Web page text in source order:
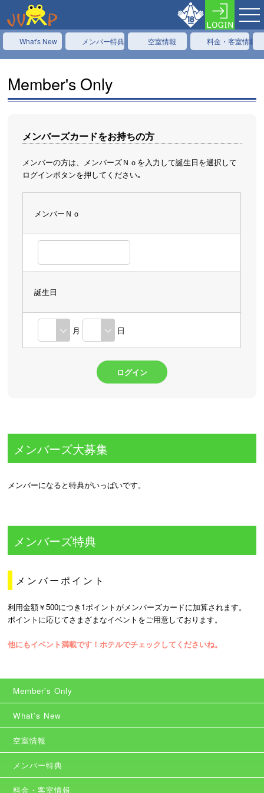
What's New メンバー特典 空室情報 料金・客室情報
Member's Only
メンバーズカードをお持ちの方
メンバーの方は、メンバーズＮｏを入力して誕生日を選択して
ログインボタンを押してください｡
メンバーＮｏ
誕生日
月 日
メンバーズ大募集
メンバーになると特典がいっぱいです。
メンバーズ特典
メンバーポイント
利用金額￥500につき1ポイントがメンバーズカードに加算されます。
ポイントに応じてさまざまなイベントをご用意しております。
他にもイベント満載です！ホテルでチェックしてくださいね。
Member's Only
What's New
空室情報
メンバー特典
料金・客室情報